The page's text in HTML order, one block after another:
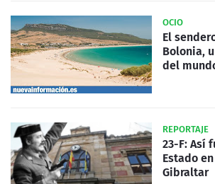
OCIO
El
Bolonia,
del
REPORTAJE
23-F: Así
Estado
Gibraltar